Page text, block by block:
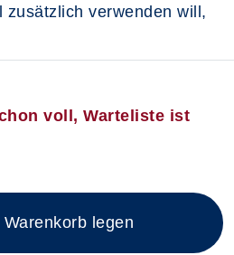
zusätzlich verwenden will,
voll, Warteliste ist
legen